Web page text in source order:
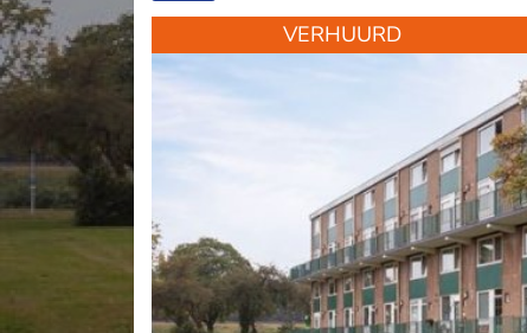
VERHUURD